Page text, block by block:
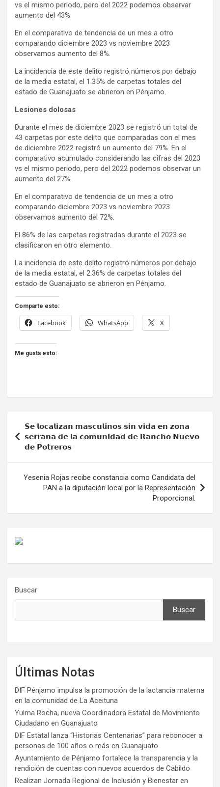
vs el mismo periodo, pero del 2022 podemos observar
aumento del 43%
En el comparativo de tendencia de un mes a otro
comparando diciembre 2023 vs noviembre 2023
observamos aumento del 8%.
La incidencia de este delito registró números por debajo
de la media estatal, el 1.35% de carpetas totales del
estado de Guanajuato se abrieron en Pénjamo.
Lesiones dolosas
Durante el mes de diciembre 2023 se registró un total de
43 carpetas por este delito que comparadas con el mes
de diciembre 2022 registró un aumento del 79%. En el
comparativo acumulado considerando las cifras del 2023
vs el mismo periodo, pero del 2022 podemos observar un
aumento del 27%.
En el comparativo de tendencia de un mes a otro
comparando diciembre 2023 vs noviembre 2023
observamos aumento del 72%.
El 86% de las carpetas registradas durante el 2023 se
clasificaron en otro elemento.
La incidencia de este delito registró números por debajo
de la media estatal, el 2.36% de carpetas totales del
estado de Guanajuato se abrieron en Pénjamo.
Comparte esto:
Facebook WhatsApp X
Me gusta esto:
de
entradas
𝗦𝗲 𝗹𝗼𝗰𝗮𝗹𝗶𝘇𝗮𝗻 𝗺𝗮𝘀𝗰𝘂𝗹𝗶𝗻𝗼𝘀 𝘀𝗶𝗻 𝘃𝗶𝗱𝗮 𝗲𝗻 𝘇𝗼𝗻𝗮
𝘀𝗲𝗿𝗿𝗮𝗻𝗮 𝗱𝗲 𝗹𝗮 𝗰𝗼𝗺𝘂𝗻𝗶𝗱𝗮𝗱 𝗱𝗲 𝗥𝗮𝗻𝗰𝗵𝗼 𝗡𝘂𝗲𝘃𝗼
𝗱𝗲 𝗣𝗼𝘁𝗿𝗲𝗿𝗼𝘀
Yesenia Rojas recibe constancia como Candidata del
PAN a la diputación local por la Representación
Proporcional.
Buscar
Buscar
Últimas Notas
DIF Pénjamo impulsa la promoción de la lactancia materna
en la comunidad de La Aceituna
Yulma Rocha, nueva Coordinadora Estatal de Movimiento
Ciudadano en Guanajuato
DIF Estatal lanza “Historias Centenarias” para reconocer a
personas de 100 años o más en Guanajuato
Ayuntamiento de Pénjamo fortalece la transparencia y la
rendición de cuentas con nuevos acuerdos de Cabildo
Realizan Jornada Regional de Inclusión y Bienestar en